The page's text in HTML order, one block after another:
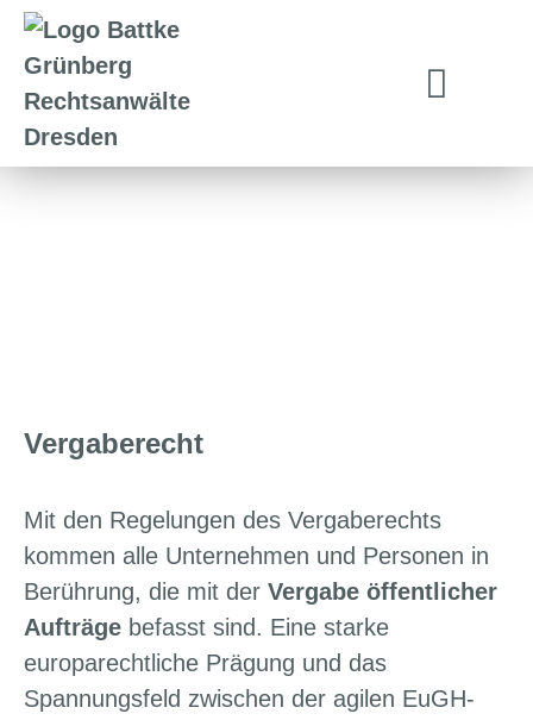
Vergaberecht
Mit den Regelungen des Vergaberechts
kommen alle Unternehmen und Personen in
Berührung, die mit der Vergabe öffentlicher
Aufträge befasst sind. Eine starke
europarechtliche Prägung und das
Spannungsfeld zwischen der agilen EuGH-